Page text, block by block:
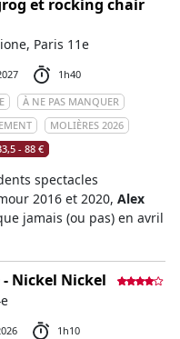
et rocking chair
Paris 11e
1h40
À NE PAS MANQUER
MOLIÈRES 2026
- 88 €
spectacles
2016 et 2020, Alex
jamais (ou pas) en avril
Nickel Nickel
1h10